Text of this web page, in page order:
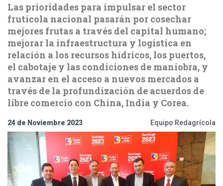
Las prioridades para impulsar el sector
frutícola nacional pasarán por cosechar
mejores frutas a través del capital humano;
mejorar la infraestructura y logística en
relación a los recursos hídricos, los puertos,
el cabotaje y las condiciones de maniobra, y
avanzar en el acceso a nuevos mercados a
través de la profundización de acuerdos de
libre comercio con China, India y Corea.
24 de Noviembre 2023 Equipo Redagrícola